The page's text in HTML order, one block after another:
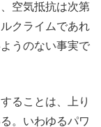
空気抵抗は次第
クライムであれ
うのない事実で
ることは、上り
。いわゆるパワ